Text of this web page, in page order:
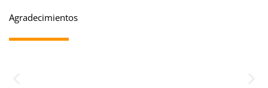
Agradecimientos